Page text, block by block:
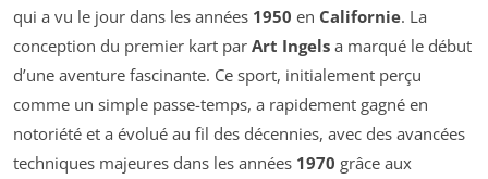
qui a vu le jour dans les années 1950 en Californie. La
conception du premier kart par Art Ingels a marqué le début
d’une aventure fascinante. Ce sport, initialement perçu
comme un simple passe-temps, a rapidement gagné en
notoriété et a évolué au fil des décennies, avec des avancées
techniques majeures dans les années 1970 grâce aux